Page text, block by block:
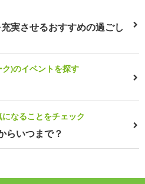
実させるおすすめの過ごし
)のイベントを探す
なることをチェック
らいつまで？